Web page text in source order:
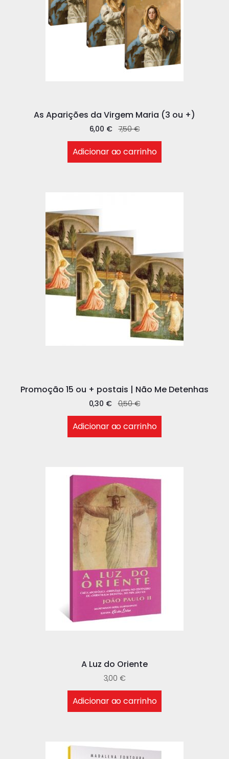
As Aparições da Virgem Maria (3 ou +)
7,50€
6,00 €
Adicionar ao carrinho
Promoção 15 ou + postais | Não Me Detenhas
0,50€
0,30 €
Adicionar ao carrinho
A Luz do Oriente
3,00 €
Adicionar ao carrinho